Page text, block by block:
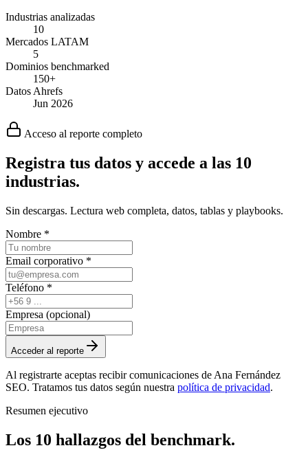
Industrias analizadas
10
Mercados LATAM
5
Dominios benchmarked
150+
Datos Ahrefs
Jun 2026
Acceso al reporte completo
Registra tus datos y accede a las 10
industrias.
Sin descargas. Lectura web completa, datos, tablas y playbooks.
Nombre *
Email corporativo *
Teléfono *
Empresa (opcional)
Acceder al reporte
Al registrarte aceptas recibir comunicaciones de Ana Fernández
SEO. Tratamos tus datos según nuestra política de privacidad.
Resumen ejecutivo
Los 10 hallazgos del benchmark.